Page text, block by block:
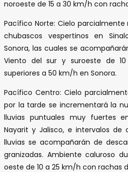
noroeste de 15 a 30 km/h con
Pacífico Norte: Cielo
chubascos vespertinos en
Sonora, las cuales se
Viento del sur y suroeste de
superiores a 50 km/h en Sonora.
Pacífico Centro: Cielo
por la tarde se incrementará la
lluvias puntuales muy fuertes
Nayarit y Jalisco, e intervalos de
lluvias se acompañarán de
granizadas. Ambiente caluroso
oeste de 10 a 25 km/h con rachas